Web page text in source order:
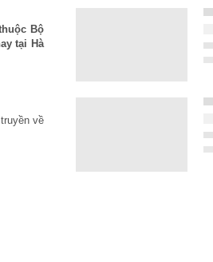
Bộ
tại Hà
về